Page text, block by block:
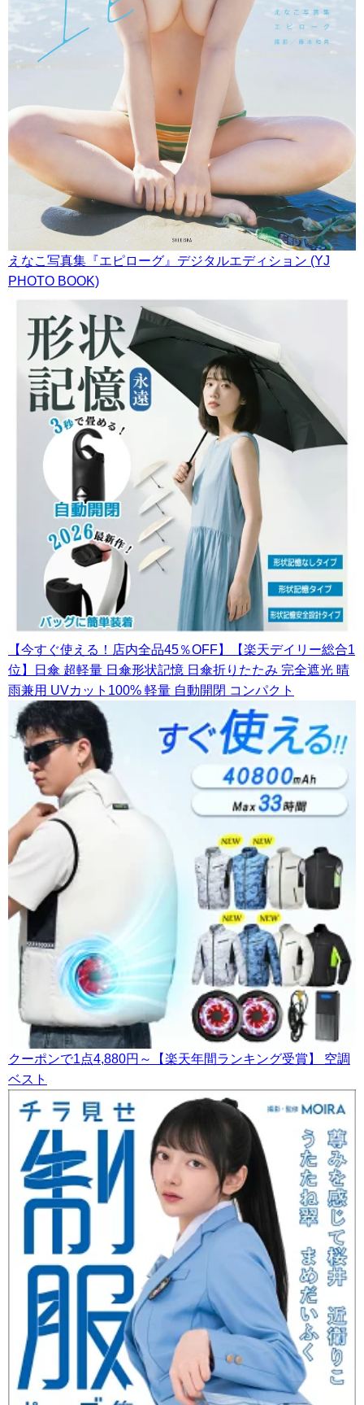
えなこ写真集『エピローグ』デジタルエディション (YJ
PHOTO BOOK)
【今すぐ使える！店内全品45％OFF】【楽天デイリー総合1
位】日傘 超軽量 日傘形状記憶 日傘折りたたみ 完全遮光 晴
雨兼用 UVカット100% 軽量 自動開閉 コンパクト
クーポンで1点4,880円～【楽天年間ランキング受賞】 空調
ベスト